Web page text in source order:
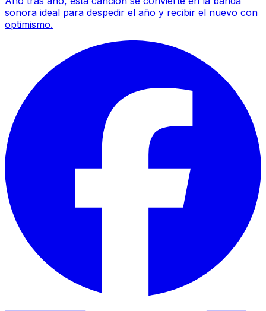
sonora ideal para despedir el año y recibir el nuevo con
optimismo.